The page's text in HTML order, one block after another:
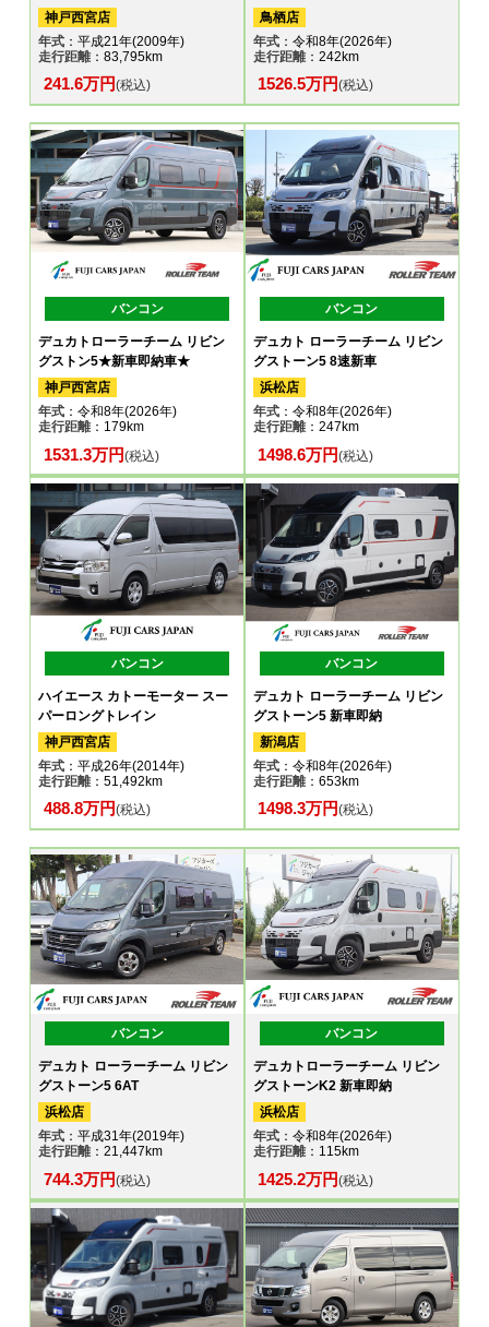
神戸西宮店
年式 ：平成21年(2009年)
走行距離：83,795km
241.6万円(税込)
鳥栖店
年式：令和8年(2026年)
走行距離：242km
1526.5万円(税込)
バンコン
デュカトローラーチーム リビン
グストン5★新車即納車★
神戸西宮店
年式 ：令和8年(2026年)
走行距離：179km
1531.3万円(税込)
バンコン
デュカト ローラーチーム リビン
グストーン5 8速新車
浜松店
年式：令和8年(2026年)
走行距離：247km
1498.6万円(税込)
バンコン
ハイエース カトーモーター スー
パーロングトレイン
神戸西宮店
年式 ：平成26年(2014年)
走行距離：51,492km
488.8万円(税込)
バンコン
デュカト ローラーチーム リビン
グストーン5 新車即納
新潟店
年式：令和8年(2026年)
走行距離：653km
1498.3万円(税込)
バンコン
デュカト ローラーチーム リビン
グストーン5 6AT
浜松店
年式 ：平成31年(2019年)
走行距離：21,447km
744.3万円(税込)
バンコン
デュカトローラーチーム リビン
グストーンK2 新車即納
浜松店
年式：令和8年(2026年)
走行距離：115km
1425.2万円(税込)